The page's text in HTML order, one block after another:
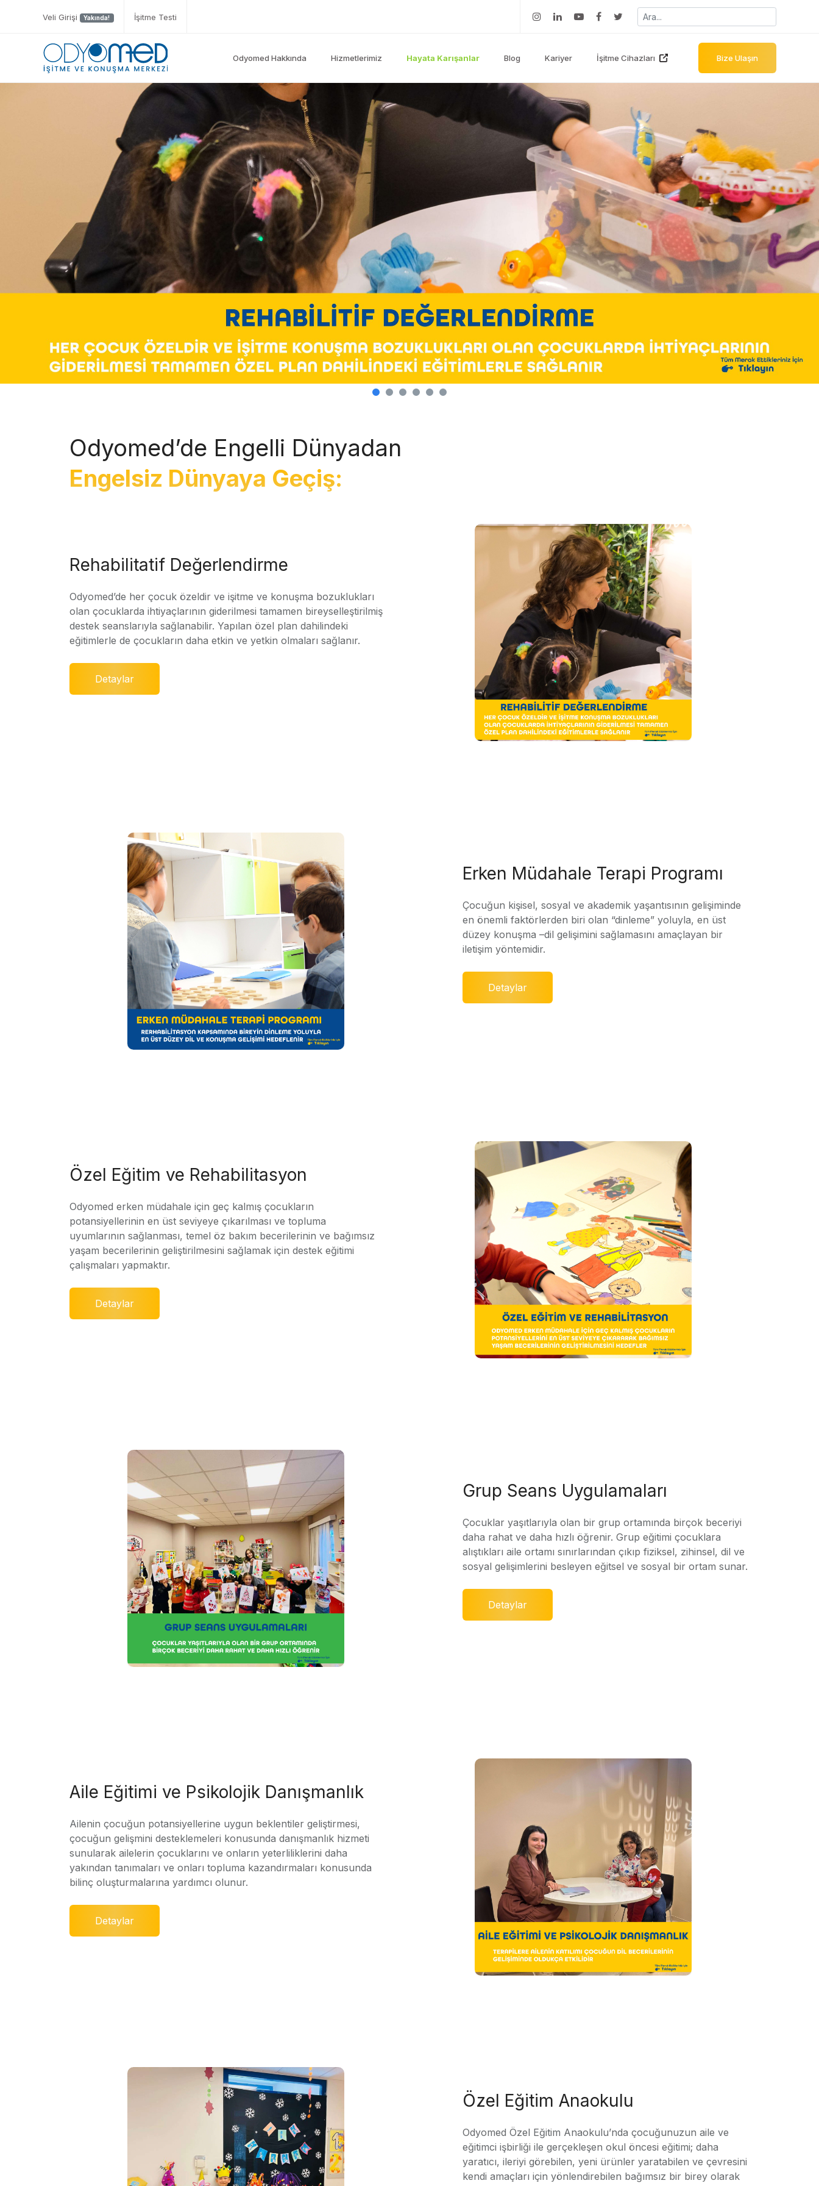
Veli Girişi Yakında! İşitme Testi
Odyomed Hakkında Hizmetlerimiz Hayata Karışanlar Blog Kariyer İşitme Cihazları Bize Ulaşın
Odyomed’de Engelli Dünyadan
Engelsiz Dünyaya Geçiş:
Rehabilitatif Değerlendirme
Odyomed’de her çocuk özeldir ve işitme ve konuşma bozuklukları
olan çocuklarda ihtiyaçlarının giderilmesi tamamen bireyselleştirilmiş
destek seanslarıyla sağlanabilir. Yapılan özel plan dahilindeki
eğitimlerle de çocukların daha etkin ve yetkin olmaları sağlanır.
Detaylar
Erken Müdahale Terapi Programı
Çocuğun kişisel, sosyal ve akademik yaşantısının gelişiminde
en önemli faktörlerden biri olan “dinleme” yoluyla, en üst
düzey konuşma –dil gelişimini sağlamasını amaçlayan bir
iletişim yöntemidir.
Detaylar
Özel Eğitim ve Rehabilitasyon
Odyomed erken müdahale için geç kalmış çocukların
potansiyellerinin en üst seviyeye çıkarılması ve topluma
uyumlarının sağlanması, temel öz bakım becerilerinin ve bağımsız
yaşam becerilerinin geliştirilmesini sağlamak için destek eğitimi
çalışmaları yapmaktır.
Detaylar
Grup Seans Uygulamaları
Çocuklar yaşıtlarıyla olan bir grup ortamında birçok beceriyi
daha rahat ve daha hızlı öğrenir. Grup eğitimi çocuklara
alıştıkları aile ortamı sınırlarından çıkıp fiziksel, zihinsel, dil ve
sosyal gelişimlerini besleyen eğitsel ve sosyal bir ortam sunar.
Detaylar
Aile Eğitimi ve Psikolojik Danışmanlık
Ailenin çocuğun potansiyellerine uygun beklentiler geliştirmesi,
çocuğun gelişmini desteklemeleri konusunda danışmanlık hizmeti
sunularak ailelerin çocuklarını ve onların yeterliliklerini daha
yakından tanımaları ve onları topluma kazandırmaları konusunda
bilinç oluşturmalarına yardımcı olunur.
Detaylar
Özel Eğitim Anaokulu
Odyomed Özel Eğitim Anaokulu’nda çocuğunuzun aile ve
eğitimci işbirliği ile gerçekleşen okul öncesi eğitimi; daha
yaratıcı, ileriyi görebilen, yeni ürünler yaratabilen ve çevresini
kendi amaçları için yönlendirebilen bağımsız bir birey olarak